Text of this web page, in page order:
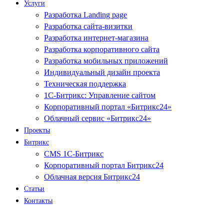
Услуги
Разработка Landing page
Разработка сайта-визитки
Разработка интернет-магазина
Разработка корпоративного сайта
Разработка мобильных приложений
Индивидуальный дизайн проекта
Техническая поддержка
1С-Битрикс: Управление сайтом
Корпоративный портал «Битрикс24»
Облачный сервис «Битрикс24»
Проекты
Битрикс
CMS 1С-Битрикс
Корпоративный портал Битрикс24
Облачная версия Битрикс24
Статьи
Контакты